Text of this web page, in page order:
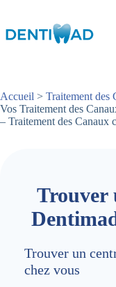
contenu
Accueil > Traitement des
Vos Traitement des
– Traitement des Canaux
Trouver
Trouver un
chez vous